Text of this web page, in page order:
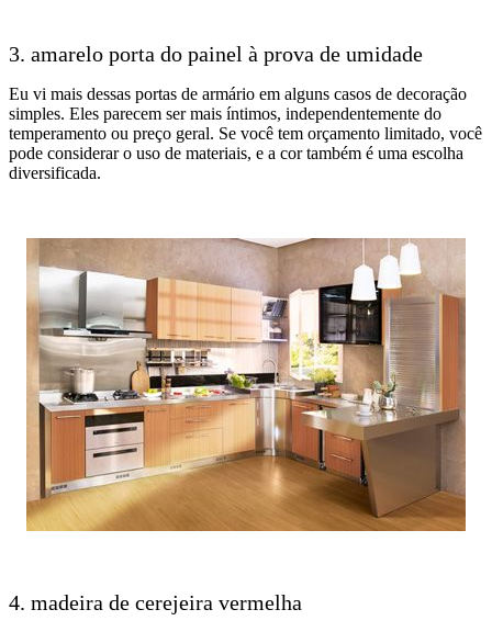
3. amarelo porta do painel à prova de umidade
Eu vi mais dessas portas de armário em alguns casos de decoração
simples. Eles parecem ser mais íntimos, independentemente do
temperamento ou preço geral. Se você tem orçamento limitado, você
pode considerar o uso de materiais, e a cor também é uma escolha
diversificada.
4. madeira de cerejeira vermelha